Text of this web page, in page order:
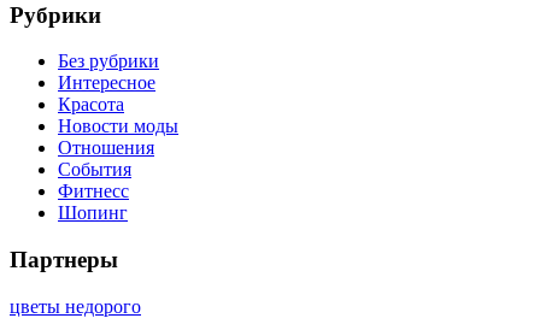
Рубрики
Без рубрики
Интересное
Красота
Новости моды
Отношения
События
Фитнесс
Шопинг
Партнеры
цветы недорого